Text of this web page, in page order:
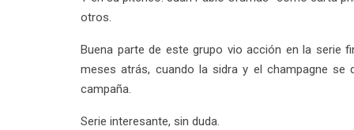
otros.
Buena parte de este grupo vio acción en la serie
meses atrás, cuando la sidra y el champagne se
campaña.
Serie interesante, sin duda.